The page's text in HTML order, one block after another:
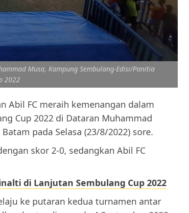
Musa, Kampung Sembulang-Edisi/Panitia
2022
Abil FC meraih kemenangan dalam
Cup 2022 di Dataran Muhammad
pada Selasa (23/8/2022) sore.
skor 2-0, sedangkan Abil FC
di Lanjutan Sembulang Cup 2022
ke putaran kedua turnamen antar